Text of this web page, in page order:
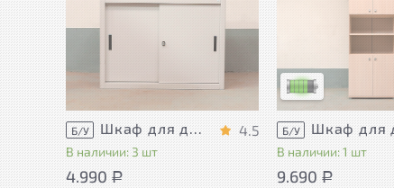
Б/У Шкаф для документов Металл
В наличии: 3 шт
4.5
4.990 Р
незначительные
эксплуатации, не
использования
Низкая степень
Б/У
В наличии: 1 шт
9.690 Р